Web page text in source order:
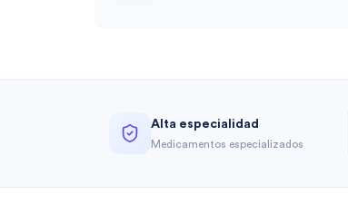
Alta especialidad
Medicamentos especializados